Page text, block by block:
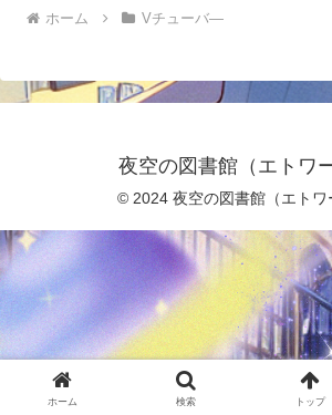
ホーム Vチューバ―
夜空の図書館（エトワ
© 2024 夜空の図書館（エトワ
ホーム 検索 トップ